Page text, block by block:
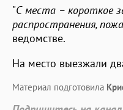
"С места – короткое
распространения,
ведомстве.
На место выезжали
Материал подготовила